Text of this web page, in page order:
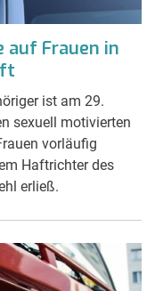
auf Frauen in
ist am 29.
sexuell motivierten
vorläufig
Haftrichter des
erließ.